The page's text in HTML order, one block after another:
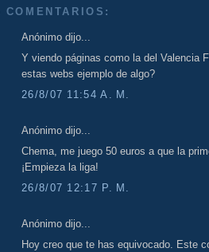
COMENTARIOS:
Anónimo dijo...
Y viendo páginas como la del Valencia
estas webs ejemplo de algo?
26/8/07 11:54 A. M.
Anónimo dijo...
Chema, me juego 50 euros a que la
¡Empieza la liga!
26/8/07 12:17 P. M.
Anónimo dijo...
Hoy creo que te has equivocado. Este